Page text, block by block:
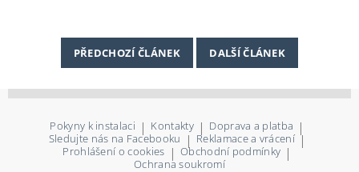
PŘEDCHOZÍ ČLÁNEK DALŠÍ ČLÁNEK
Pokyny k instalaci | Kontakty | Doprava a platba |
Sledujte nás na Facebooku | Reklamace a vrácení |
Prohlášení o cookies | Obchodní podmínky |
Ochrana soukromí